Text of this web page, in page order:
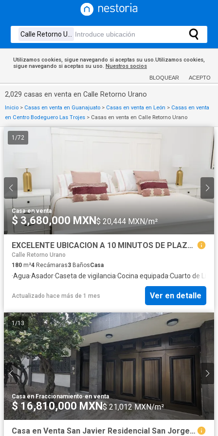
Utilizamos cookies, sigue navegando si aceptas su uso.Utilizamos cookies,
sigue navegando si aceptas su uso. Nuestros socios
BLOQUEAR ACEPTO
2,029 casas en venta en Calle Retorno Urano
Inicio > Casas en venta en Guanajuato > Casas en venta en León > Casas en venta
en Centro Bodeguero Las Trojes > Casas en venta en Calle Retorno Urano
1 /72
Casa·en venta
$ 3,680,000 MXN$ 20,444 MXN/m²
EXCELENTE UBICACION A 10 MINUTOS DE PLAZA MAYOR
Calle Retorno Urano
180 m²4 Recámaras3 BañosCasa
·Agua·Asador·Caseta de vigilancia·Cocina equipada·Cuarto de
Actualizado hace más de 1 mes Ver en detalle
1/13
Casa en Fraccionamiento·en venta
$ 16,810,000 MXN$ 21,012 MXN/m²
Casa en Venta San Javier Residencial San Jorge Leon Gto